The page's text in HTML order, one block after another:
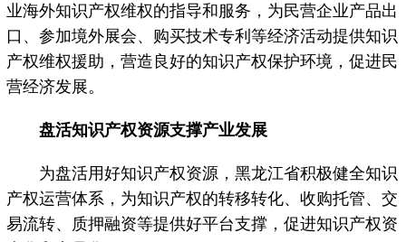
业海外知识产权维权的指导和服务，为民营企业产品出
口、参加境外展会、购买技术专利等经济活动提供知识
产权维权援助，营造良好的知识产权保护环境，促进民
营经济发展。
盘活知识产权资源支撑产业发展
为盘活用好知识产权资源，黑龙江省积极健全知识
产权运营体系，为知识产权的转移转化、收购托管、交
易流转、质押融资等提供好平台支撑，促进知识产权资